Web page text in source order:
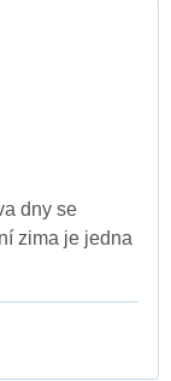
dny se
zima je jedna